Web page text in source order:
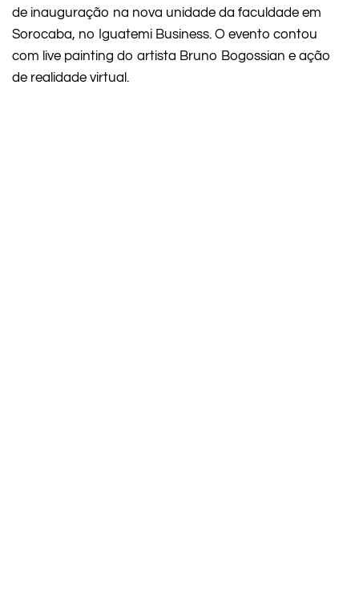
de inauguração na nova unidade da faculdade em
Sorocaba, no Iguatemi Business. ​O evento contou
com live painting do artista Bruno Bogossian e ação
de realidade virtual.